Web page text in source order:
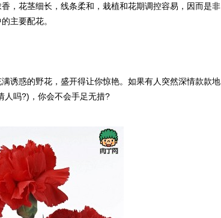
，花茎细长，线条柔和，栽植和花期调控容易，因而是非
主要配花。
惑的野花，盛开得让你惊艳。如果有人突然深情款款地
人吗?)，你会不会手足无措?